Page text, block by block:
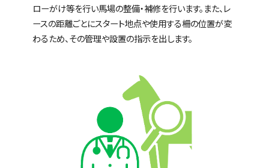
ローがけ等を行い馬場の整備・補修を行います。また、レ
ースの距離ごとにスタート地点や使用する柵の位置が変
わるため、その管理や設置の指示を出します。